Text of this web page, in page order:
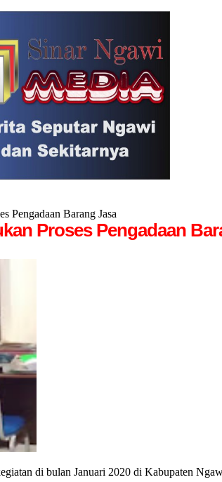
Pengadaan Barang Jasa
Proses Pengadaan
di bulan Januari 2020 di Kabupaten